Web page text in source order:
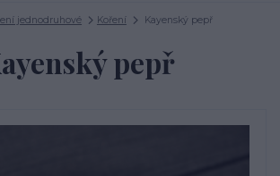
jednodruhové Koření Kayenský pepř
pepř